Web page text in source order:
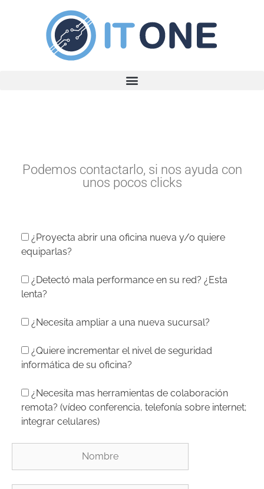
Podemos contactarlo, si nos ayuda con
unos pocos clicks
Por favor, deja este campo vacío.
¿Proyecta abrir una oficina nueva y/o quiere
equiparlas?
¿Detectó mala performance en su red? ¿Esta
lenta?
¿Necesita ampliar a una nueva sucursal?
¿Quiere incrementar el nivel de seguridad
informática de su oficina?
¿Necesita mas herramientas de colaboración
remota? (vídeo conferencia, telefonía sobre internet;
integrar celulares)